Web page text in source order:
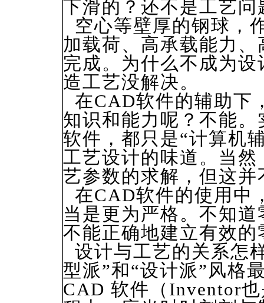
下滑的？还不是工艺问
空心等壁厚的钢球，
加载荷、高承载能力
完成。为什么不成为
造工艺没解决。
在CAD软件的辅助下
知识和能力呢？不能
软件，都只是“计算机
工艺设计的味道。当
艺参数的求解，但这
在CAD软件的使用中
当是更为严格。不知
不能正确地建立有效
设计与工艺的关系怎
型派”和“设计派”风格
CAD 软件（Inventor